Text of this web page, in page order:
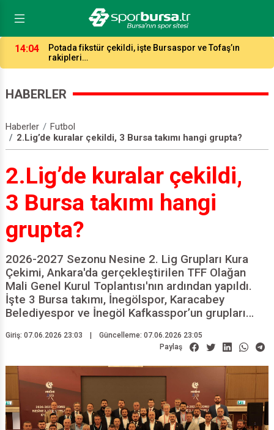
14:04
Potada fikstür çekildi, işte Bursaspor ve Tofaş’ın
rakipleri…
HABERLER
Haberler
Futbol
2.Lig’de kuralar çekildi, 3 Bursa takımı hangi grupta?
2.Lig’de kuralar çekildi,
3 Bursa takımı hangi
grupta?
2026-2027 Sezonu Nesine 2. Lig Grupları Kura
Çekimi, Ankara'da gerçekleştirilen TFF Olağan
Mali Genel Kurul Toplantısı'nın ardından yapıldı.
İşte 3 Bursa takımı, İnegölspor, Karacabey
Belediyespor ve İnegöl Kafkasspor’un grupları…
Giriş: 07.06.2026 23:03 |
Güncelleme: 07.06.2026 23:05
Paylaş